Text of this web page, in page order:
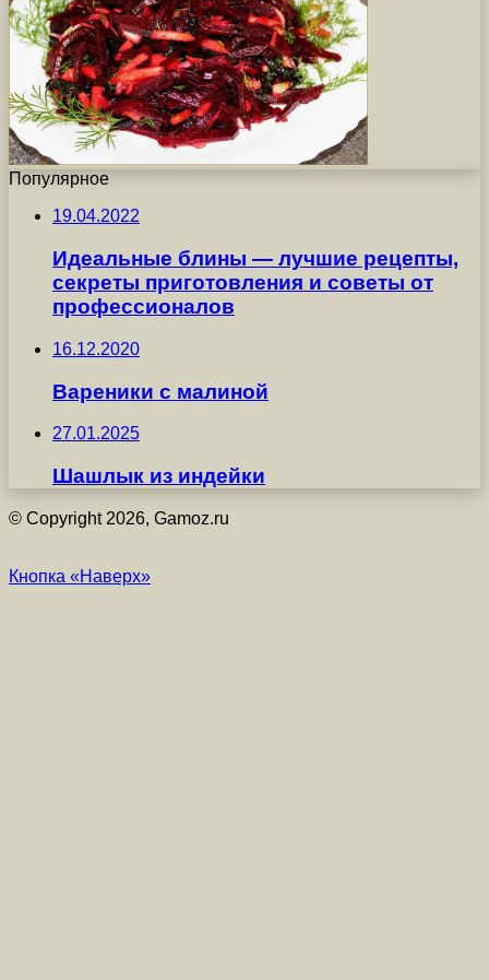
Популярное
19.04.2022
Идеальные блины — лучшие рецепты,
секреты приготовления и советы от
профессионалов
16.12.2020
Вареники с малиной
27.01.2025
Шашлык из индейки
© Copyright 2026, Gamoz.ru
Кнопка «Наверх»